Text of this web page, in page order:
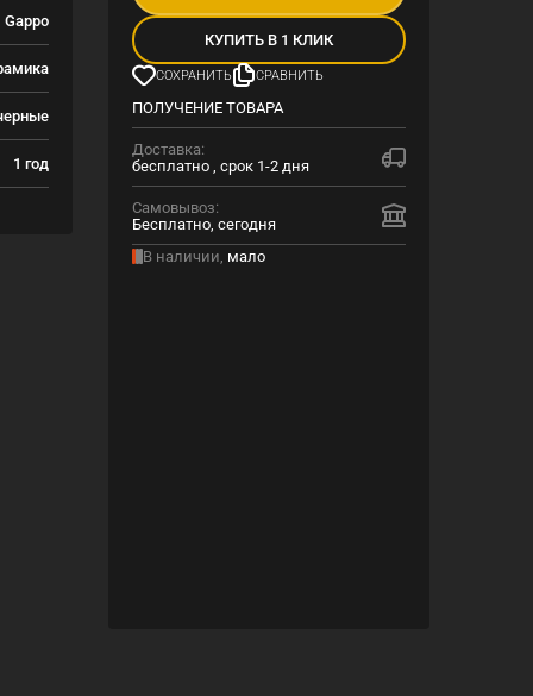
Gappo
1 год
КУПИТЬ В 1 КЛИК
СОХРАНИТЬ СРАВНИТЬ
ПОЛУЧЕНИЕ ТОВАРА
Доставка:
бесплатно , срок 1-2 дня
Самовывоз:
Бесплатно, сегодня
В наличии, мало